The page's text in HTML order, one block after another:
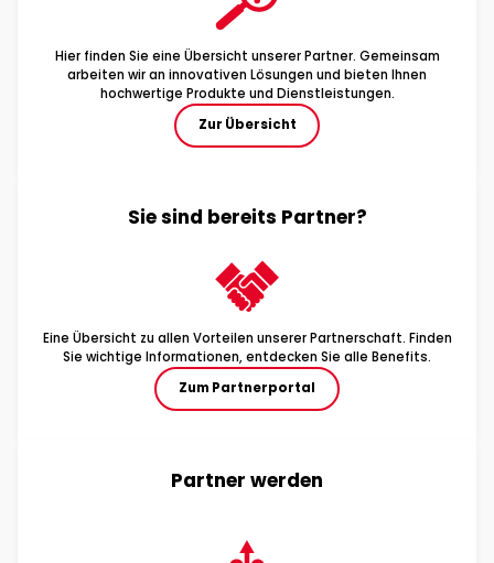
Hier finden Sie eine Übersicht unserer Partner. Gemeinsam
arbeiten wir an innovativen Lösungen und bieten Ihnen
hochwertige Produkte und Dienstleistungen.
Zur Übersicht
Sie sind bereits Partner?
Eine Übersicht zu allen Vorteilen unserer Partnerschaft. Finden
Sie wichtige Informationen, entdecken Sie alle Benefits.
Zum Partnerportal
Partner werden